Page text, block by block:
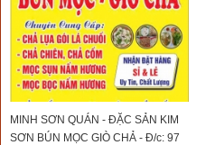
MINH SƠN QUÁN - ĐẶC SẢN KIM
SƠN BÚN MỌC GIÒ CHẢ - Đ/c: 97